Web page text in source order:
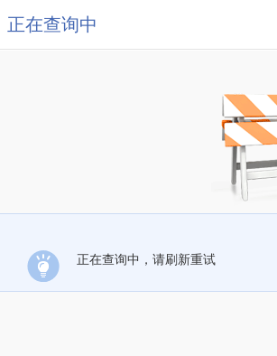
正在查询中
正在查询中，请刷新重试